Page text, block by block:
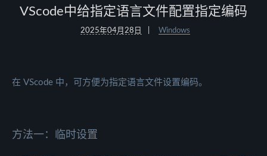
VScode中给指定语言文件配置指定编码
2025年04月28日 Windows
在 VScode 中，可方便为指定语言文件设置编码。
方法一：临时设置